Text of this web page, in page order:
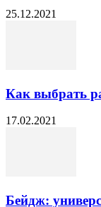
25.12.2021
Как выбрать
17.02.2021
Бейдж: